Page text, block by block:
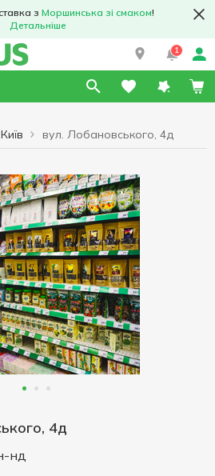
з Моршинська зі смаком!
Детальніше
1
Київ вул. Лобановського, 4д
4д
нд